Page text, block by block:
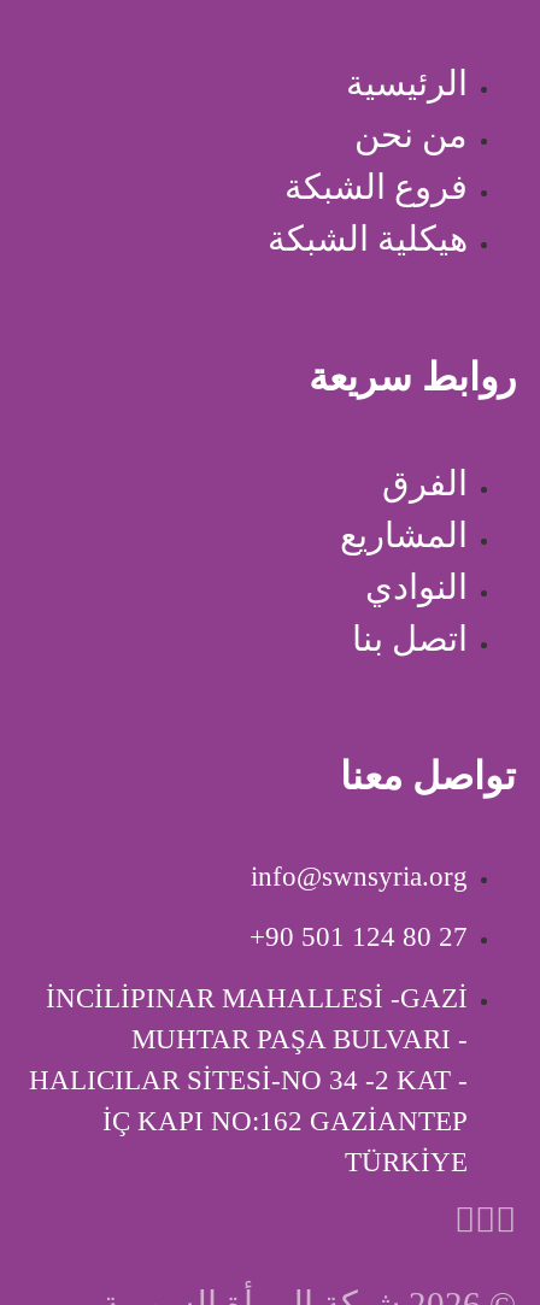
الرئيسية
من نحن
فروع الشبكة
هيكلية الشبكة
روابط سريعة
الفرق
المشاريع
النوادي
اتصل بنا
تواصل معنا
info@swnsyria.org
‎+90 501 124 80 27
İNCİLİPINAR MAHALLESİ -GAZİ
MUHTAR PAŞA BULVARI -
HALICILAR SİTESİ-NO 34 -2 KAT -
İÇ KAPI ‎NO:162 GAZİANTEP
TÜRKİYE